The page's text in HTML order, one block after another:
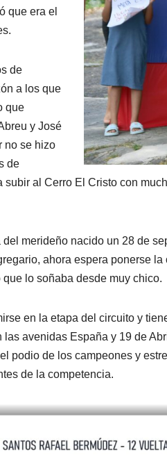
que era el
de
a los que
que
y José
no se hizo
de
al Cerro El Cristo con
merideño nacido un 28 de
ahora espera ponerse
lo soñaba desde muy chico.
en la etapa del circuito y
avenidas España y 19 de
podio de los campeones y
de la competencia.